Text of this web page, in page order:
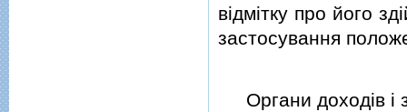
вiдмiтку про його
застосування
Органи доходiв i